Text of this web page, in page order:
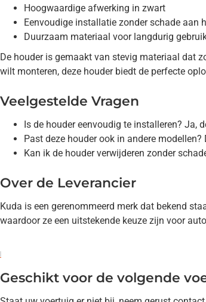
Hoogwaardige afwerking in zwart
Eenvoudige installatie zonder schade aan
Duurzaam materiaal voor langdurig
De houder is gemaakt van stevig materiaal dat
wilt monteren, deze houder biedt de perfecte
Veelgestelde Vragen
Is de houder eenvoudig te installeren? Ja,
Past deze houder ook in andere
Kan ik de houder verwijderen zonder
Over de Leverancier
Kuda is een gerenommeerd merk dat bekend
waardoor ze een uitstekende keuze zijn voor
Geschikt voor de volgende